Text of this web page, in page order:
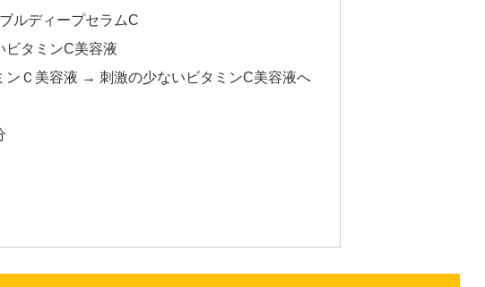
ルディープセラムC
ビタミンC美容液
ンＣ美容液 → 刺激の少ないビタミンC美容液へ